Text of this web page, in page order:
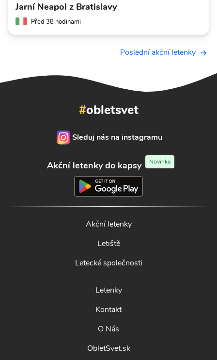
Jarní Neapol z Bratislavy
Před 38 hodinami
Poslední akční letenky
#obletsvet
Sleduj nás na instagramu
Akční letenky do kapsy Novinka
Akční letenky
Letiště
Letecké společnosti
Letenky
Kontakt
O Nás
ObletSvet.sk